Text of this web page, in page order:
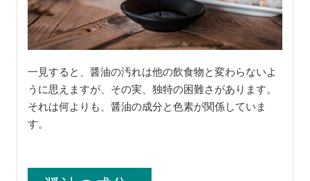
一見すると、醤油の汚れは他の飲食物と変わらないよ
うに思えますが、その実、独特の困難さがあります。
それは何よりも、醤油の成分と色素が関係していま
す。